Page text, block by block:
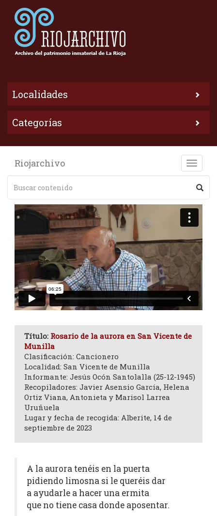
Localidades
Categorías
Toggle
Riojarchivo
Título: Rosario de la aurora en San Vicente de
Munilla
Clasificación: Cancionero
Localidad: San Vicente de Munilla
Informante: Jesús Ocón Santolalla (25-12-1945)
Recopiladores: Javier Asensio García, Helena
Ortiz Viana, Antonieta y Marisol Larrea
Uruñuela
Lugar y fecha de recogida: Alberite, 14 de
septiembre de 2023
A la aurora tenéis en la puerta
pidiendo limosna si le queréis dar
a ayudarle a hacer una ermita
que no tiene casa donde aposentar.